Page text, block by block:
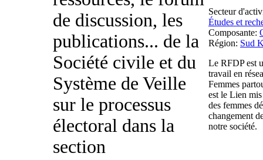
de discussion, les
publications... de la
Société civile et du
Système de Veille
sur le processus
électoral dans la
section
Secteur
Études et
Composante:
Région: Sud
Le RFDP est
travail en
Femmes
est le Lien
des femmes
changement
notre société.